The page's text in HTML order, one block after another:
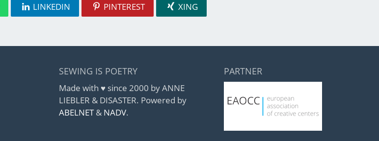
LINKEDIN PINTEREST XING
SEWING IS POETRY
Made with ♥ since 2000 by ANNE
LIEBLER & DISASTER. Powered by
ABELNET& NADV.
PARTNER